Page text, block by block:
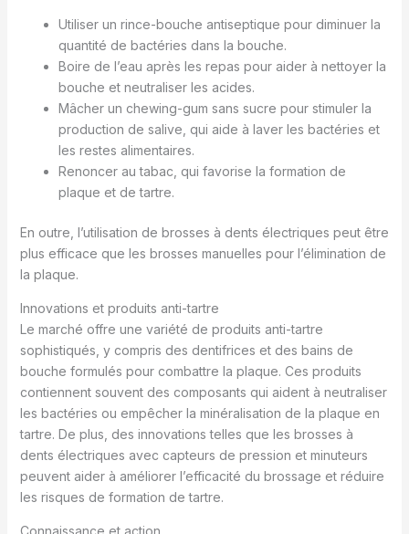
Utiliser un rince-bouche antiseptique pour diminuer la
quantité de bactéries dans la bouche.
Boire de l’eau après les repas pour aider à nettoyer la
bouche et neutraliser les acides.
Mâcher un chewing-gum sans sucre pour stimuler la
production de salive, qui aide à laver les bactéries et
les restes alimentaires.
Renoncer au tabac, qui favorise la formation de
plaque et de tartre.
En outre, l’utilisation de brosses à dents électriques peut être
plus efficace que les brosses manuelles pour l’élimination de
la plaque.
Innovations et produits anti-tartre
Le marché offre une variété de produits anti-tartre
sophistiqués, y compris des dentifrices et des bains de
bouche formulés pour combattre la plaque. Ces produits
contiennent souvent des composants qui aident à neutraliser
les bactéries ou empêcher la minéralisation de la plaque en
tartre. De plus, des innovations telles que les brosses à
dents électriques avec capteurs de pression et minuteurs
peuvent aider à améliorer l’efficacité du brossage et réduire
les risques de formation de tartre.